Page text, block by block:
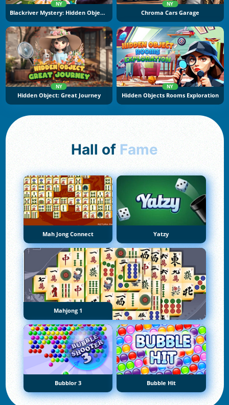
NY
Blackriver Mystery: Hidden Objects
NY
Chroma Cars Garage
NY
Hidden Object: Great Journey
NY
Hidden Objects Rooms Exploration
Hall of Fame
Mah Jong Connect Yatzy
Mahjong 1
Bubblor 3 Bubble Hit